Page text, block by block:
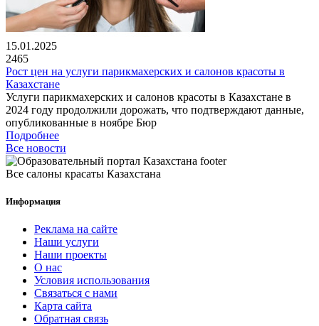
15.01.2025
2465
Рост цен на услуги парикмахерских и салонов красоты в
Казахстане
Услуги парикмахерских и салонов красоты в Казахстане в
2024 году продолжили дорожать, что подтверждают данные,
опубликованные в ноябре Бюр
Подробнее
Все новости
Все салоны красаты Казахстана
Информация
Реклама на сайте
Наши услуги
Наши проекты
О нас
Условия использования
Связаться с нами
Карта сайта
Обратная связь